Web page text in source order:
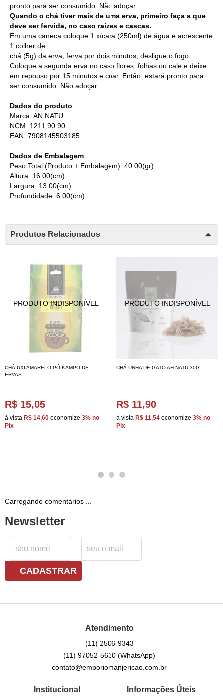
pronto para ser consumido. Não adoçar.
Quando o chá tiver mais de uma erva, primeiro faça a que
deve ser fervida, no caso raízes e cascas.
Em uma caneca coloque 1 xícara (250ml) de água e acrescente
1 colher de
chá (5g) da erva, ferva por dois minutos, desligue o fogo.
Coloque a segunda erva no caso flores, folhas ou cale e deixe
em repouso por 15 minutos e coar. Então, estará pronto para
ser consumido. Não adoçar.
Dados do produto
Marca: AN NATU
NCM: 1211.90.90
EAN: 7908145503185
Dados de Embalagem
Peso Total (Produto + Embalagem): 40.00(gr)
Altura: 16.00(cm)
Largura: 13.00(cm)
Profundidade: 6.00(cm)
Produtos Relacionados
CHÁ UXI AMARELO PÓ KAMPO DE
ERVAS
R$ 15,05
à vista R$ 14,60 economize 3% no
Pix
CHÁ UNHA DE GATO AH NATU 30G
R$ 11,90
à vista R$ 11,54 economize 3% no
Pix
Carregando comentários ...
Newsletter
CADASTRAR
Atendimento
(11) 2506-9343
(11) 97052-5630(WhatsApp)
contato@emporiomanjericao.com.br
Institucional Informações Úteis